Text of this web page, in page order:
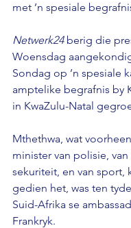
met ’n spesiale
Netwerk24 berig die
Woensdag
Sondag op ’n spesiale
amptelike begrafnis by
in KwaZulu-Natal
Mthethwa, wat
minister van polisie,
sekuriteit, en van sport,
gedien het, was ten
Suid-Afrika se
Frankryk.